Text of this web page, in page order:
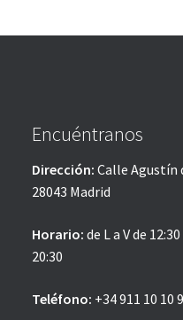
Encuéntranos
Dirección:Calle Agustín
28043 Madrid
Horario: de L a V de
20:30
Teléfono: +34 911 10 10